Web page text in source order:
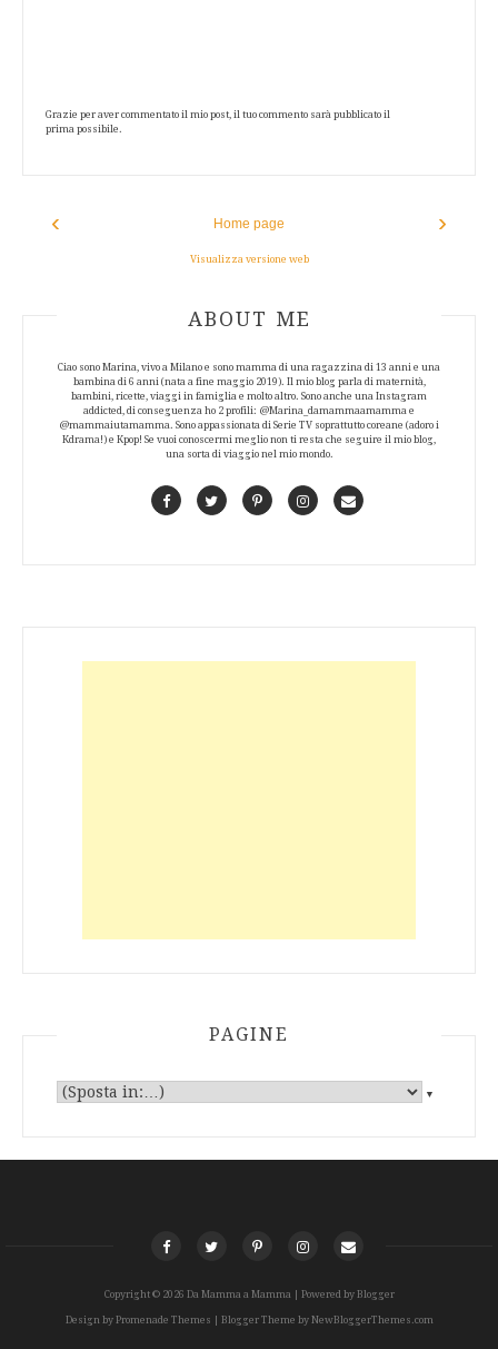
Grazie per aver commentato il mio post, il tuo commento sarà pubblicato il
prima possibile.
‹ ›
Home page
Visualizza versione web
ABOUT AUTHOR
ABOUT ME
Ciao sono Marina, vivo a Milano e sono mamma di una ragazzina di 13 anni e una
bambina di 6 anni (nata a fine maggio 2019). Il mio blog parla di maternità,
bambini, ricette, viaggi in famiglia e molto altro. Sono anche una Instagram
addicted, di conseguenza ho 2 profili: @Marina_damammaamamma e
@mammaiutamamma. Sono appassionata di Serie TV soprattutto coreane (adoro i
Kdrama!) e Kpop! Se vuoi conoscermi meglio non ti resta che seguire il mio blog,
una sorta di viaggio nel mio mondo.
FacebookTwitterPinterestInstagramContact
PAGINE
▼
Copyright © 2026 Da Mamma a Mamma | Powered by Blogger
Design by Promenade Themes | Blogger Theme by NewBloggerThemes.com